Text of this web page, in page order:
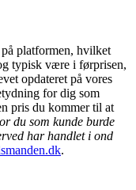
platformen, hvilket
typisk være i førprisen,
opdateret på vores
for dig som
pris du kommer til at
du som kunde burde
har handlet i ond
.